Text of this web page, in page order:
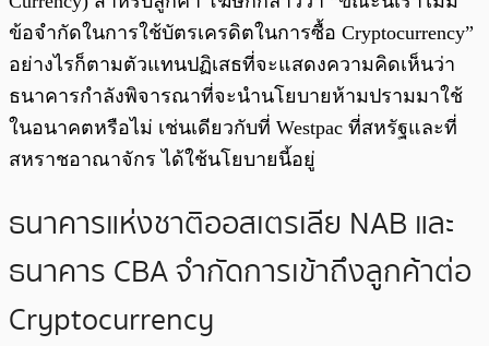
ข้อจำกัดในการใช้บัตรเครดิตในการซื้อ Cryptocurrency”
อย่างไรก็ตามตัวแทนปฏิเสธที่จะแสดงความคิดเห็นว่า
ธนาคารกำลังพิจารณาที่จะนำนโยบายห้ามปรามมาใช้
ในอนาคตหรือไม่ เช่นเดียวกับที่ Westpac ที่สหรัฐและที่
สหราชอาณาจักร ได้ใช้นโยบายนี้อยู่
ธนาคารแห่งชาติออสเตรเลีย NAB และ
ธนาคาร CBA จำกัดการเข้าถึงลูกค้าต่อ
Cryptocurrency